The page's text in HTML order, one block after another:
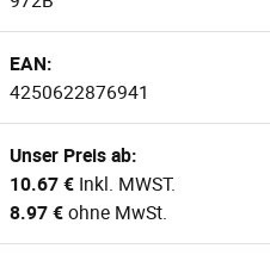
EAN:
4250622876941
Unser Preis ab:
10.67 € Inkl. MWST.
8.97 €ohne MwSt.